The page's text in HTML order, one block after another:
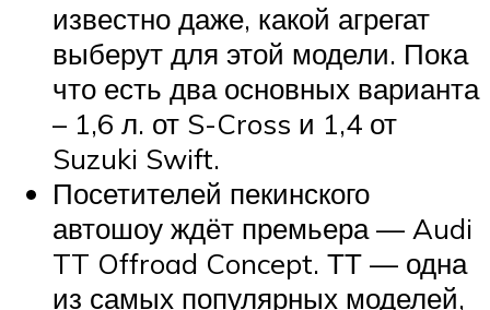
известно даже, какой агрегат
выберут для этой модели. Пока
что есть два основных варианта
– 1,6 л. от S-Cross и 1,4 от
Suzuki Swift.
Посетителей пекинского
автошоу ждёт премьера — Audi
TT Offroad Concept. ТТ — одна
из самых популярных моделей,